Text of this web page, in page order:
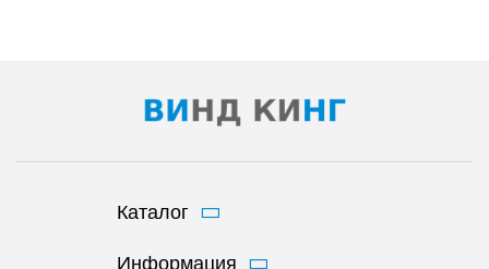
Каталог
Информация